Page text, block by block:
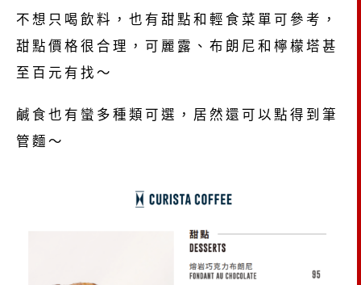
不想只喝飲料，也有甜點和輕食菜單可參考，
甜點價格很合理，可麗露、布朗尼和檸檬塔甚
至百元有找～
鹹食也有蠻多種類可選，居然還可以點得到筆
管麵～